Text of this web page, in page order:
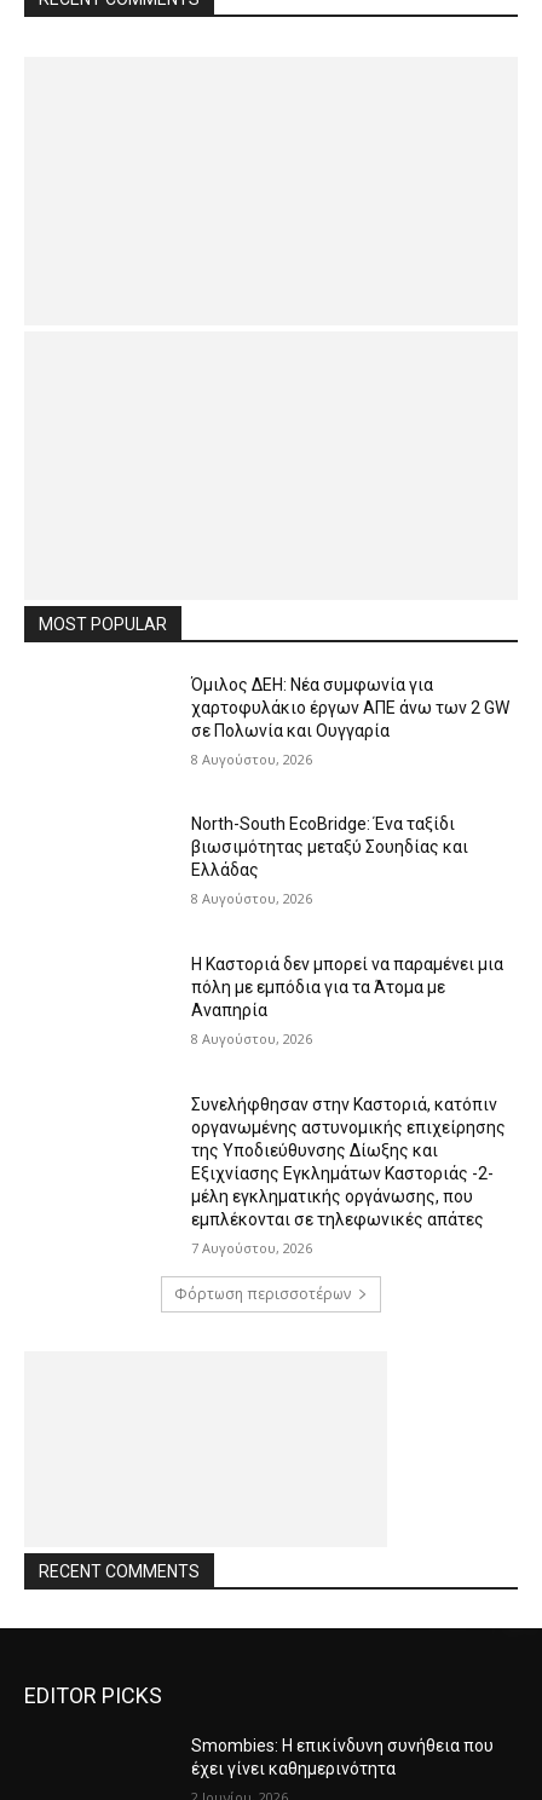
MOST POPULAR
Όμιλος ΔΕΗ: Νέα συμφωνία για
χαρτοφυλάκιο έργων ΑΠΕ άνω των 2 GW
σε Πολωνία και Ουγγαρία
8 Αυγούστου, 2026
North-South EcoBridge: Ένα ταξίδι
βιωσιμότητας μεταξύ Σουηδίας και
Ελλάδας
8 Αυγούστου, 2026
Η Καστοριά δεν μπορεί να παραμένει μια
πόλη με εμπόδια για τα Άτομα με
Αναπηρία
8 Αυγούστου, 2026
Συνελήφθησαν στην Καστοριά, κατόπιν
οργανωμένης αστυνομικής επιχείρησης
της Υποδιεύθυνσης Δίωξης και
Εξιχνίασης Εγκλημάτων Καστοριάς -2-
μέλη εγκληματικής οργάνωσης, που
εμπλέκονται σε τηλεφωνικές απάτες
7 Αυγούστου, 2026
Φόρτωση περισσοτέρων
RECENT COMMENTS
EDITOR PICKS
Smombies: Η επικίνδυνη συνήθεια που
έχει γίνει καθημερινότητα